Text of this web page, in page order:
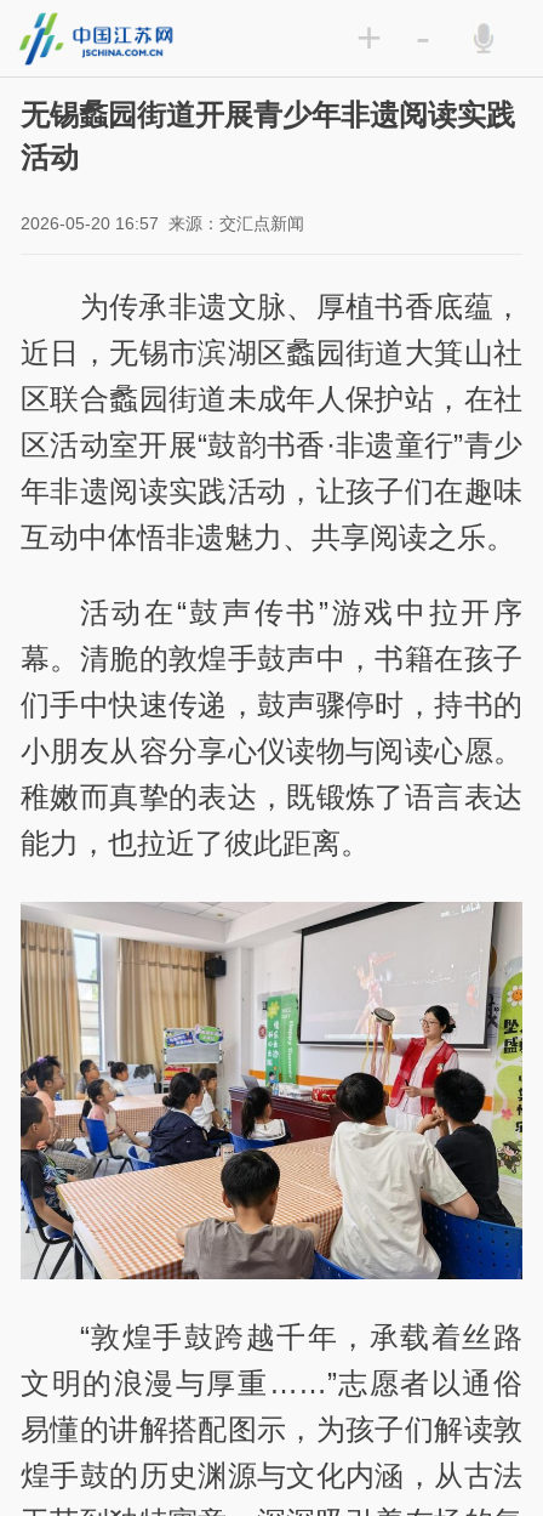
+ -
无锡蠡园街道开展青少年非遗阅读实践
活动
2026-05-20 16:57 来源：交汇点新闻
为传承非遗文脉、厚植书香底蕴，
近日，无锡市滨湖区蠡园街道大箕山社
区联合蠡园街道未成年人保护站，在社
区活动室开展“鼓韵书香·非遗童行”青少
年非遗阅读实践活动，让孩子们在趣味
互动中体悟非遗魅力、共享阅读之乐。
活动在“鼓声传书”游戏中拉开序
幕。清脆的敦煌手鼓声中，书籍在孩子
们手中快速传递，鼓声骤停时，持书的
小朋友从容分享心仪读物与阅读心愿。
稚嫩而真挚的表达，既锻炼了语言表达
能力，也拉近了彼此距离。
“敦煌手鼓跨越千年，承载着丝路
文明的浪漫与厚重……”志愿者以通俗
易懂的讲解搭配图示，为孩子们解读敦
煌手鼓的历史渊源与文化内涵，从古法